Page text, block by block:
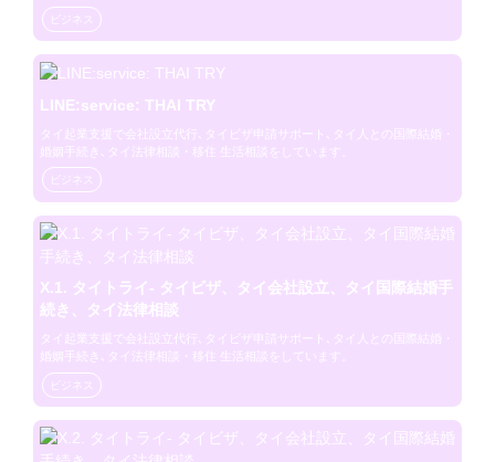
ビジネス
LINE:service: THAI TRY
タイ起業支援で会社設立代行､タイビザ申請サポート､タイ人との国際結婚・
婚姻手続き､タイ法律相談・移住 生活相談をしています。
ビジネス
X.1. タイトライ- タイビザ、タイ会社設立、タイ国際結婚手
続き、タイ法律相談
タイ起業支援で会社設立代行､タイビザ申請サポート､タイ人との国際結婚・
婚姻手続き､タイ法律相談・移住 生活相談をしています。
ビジネス